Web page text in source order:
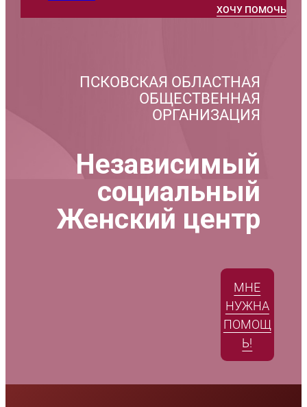
ХОЧУ ПОМОЧЬ
ПСКОВСКАЯ ОБЛАСТНАЯ
ОБЩЕСТВЕННАЯ
ОРГАНИЗАЦИЯ
Независимый
социальный
Женский центр
МНЕ
НУЖНА
ПОМОЩ
Ь!